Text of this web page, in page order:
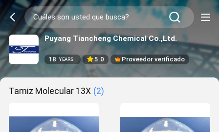
Puyang Tiancheng Chemical Co.,Ltd.
18 YEARS 5.0 Proveedor verificado
Tamiz Molecular 13X (2)